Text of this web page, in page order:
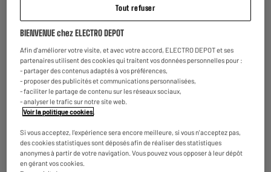
Comparer
Payer enplusieurs fois
ARRIVAGE
D
X625C
Capacité : 555 L
Type de froid : Ventilé
Tout refuser
BIENVENUE chez ELECTRO DEPOT
Afin d'améliorer votre visite, et avec votre accord, ELECTRO DEPOT et ses
partenaires utilisent des cookies qui traitent vos données personnelles pour :
- partager des contenus adaptés à vos préférences,
- proposer des publicités et communications personnalisées,
- faciliter le partage de contenu sur les réseaux sociaux,
- analyser le trafic sur notre site web.
Voir la politique cookies.
Si vous acceptez, l'expérience sera encore meilleure, si vous n'acceptez pas,
des cookies statistiques sont déposés afin de réaliser des statistiques
anonymes à partir de votre navigation. Vous pouvez vous opposer à leur dépôt
en gérant vos cookies.